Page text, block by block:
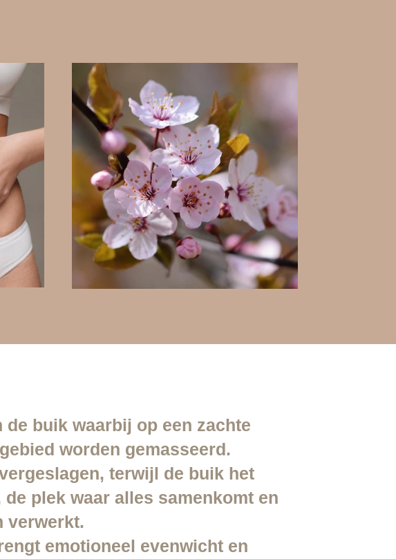
buik waarbij op een zachte
worden gemasseerd.
terwijl de buik het
plek waar alles samenkomt en
verwerkt.
emotioneel evenwicht en